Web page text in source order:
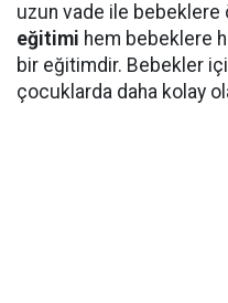
uzun vade ile
eğitimi hem bebeklere
bir eğitimdir. Bebekler
çocuklarda daha kolay